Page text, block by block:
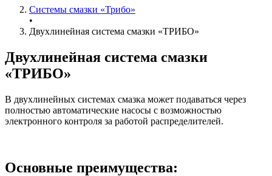
Системы смазки «Трибо»
•
Двухлинейная система смазки «ТРИБО»
Двухлинейная система смазки
«ТРИБО»
В двухлинейных системах смазка может подаваться через
полностью автоматические насосы с возможностью
электронного контроля за работой распределителей.
Основные преимущества: